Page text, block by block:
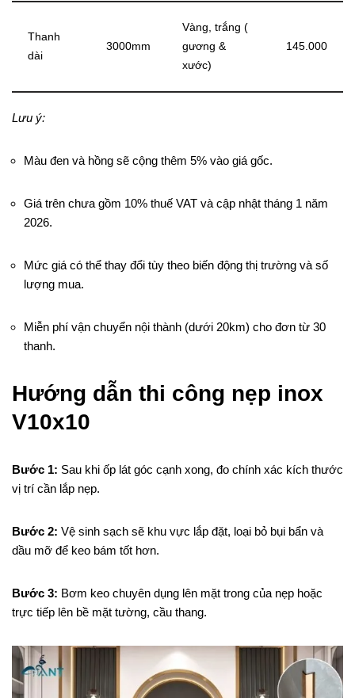
Thanh
dài
3000mm
Vàng, trắng (
gương &
xước)
145.000
Lưu ý:
Màu đen và hồng sẽ cộng thêm 5% vào giá gốc.
Giá trên chưa gồm 10% thuế VAT và cập nhật tháng 1 năm
2026.
Mức giá có thể thay đổi tùy theo biến động thị trường và số
lượng mua.
Miễn phí vận chuyển nội thành (dưới 20km) cho đơn từ 30
thanh.
Hướng dẫn thi công nẹp inox
V10x10
Bước 1: Sau khi ốp lát góc cạnh xong, đo chính xác kích thước
vị trí cần lắp nẹp.
Bước 2: Vệ sinh sạch sẽ khu vực lắp đặt, loại bỏ bụi bẩn và
dầu mỡ để keo bám tốt hơn.
Bước 3: Bơm keo chuyên dụng lên mặt trong của nẹp hoặc
trực tiếp lên bề mặt tường, cầu thang.